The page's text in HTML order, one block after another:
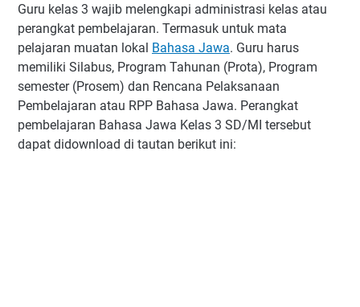
Guru kelas 3 wajib melengkapi administrasi kelas atau
perangkat pembelajaran. Termasuk untuk mata
pelajaran muatan lokal Bahasa Jawa. Guru harus
memiliki Silabus, Program Tahunan (Prota), Program
semester (Prosem) dan Rencana Pelaksanaan
Pembelajaran atau RPP Bahasa Jawa. Perangkat
pembelajaran Bahasa Jawa Kelas 3 SD/MI tersebut
dapat didownload di tautan berikut ini: